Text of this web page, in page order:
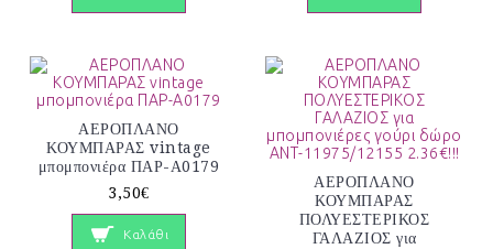
ΑΕΡΟΠΛΑΝΟ
ΚΟΥΜΠΑΡΑΣ vintage
μπομπονιέρα ΠΑΡ-Α0179
3,50€
Καλάθι
ΑΕΡΟΠΛΑΝΟ
ΚΟΥΜΠΑΡΑΣ
ΠΟΛΥΕΣΤΕΡΙΚΟΣ
ΓΑΛΑΖΙΟΣ για